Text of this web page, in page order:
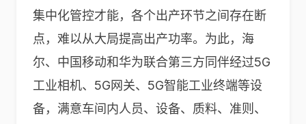
集中化管控才能，各个出产环节之间存在断
点，难以从大局提高出产功率。为此，海
尔、中国移动和华为联合第三方同伴经过5G
工业相机、5G网关、5G智能工业终端等设
备，满意车间内人员、设备、质料、准则、